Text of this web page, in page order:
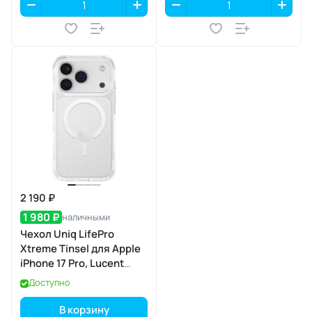
2 190 ₽
1 980 ₽ наличными
Чехол Uniq LifePro
Xtreme Tinsel для Apple
iPhone 17 Pro, Lucent
(прозрачный), MagSafe
Доступно
В корзину